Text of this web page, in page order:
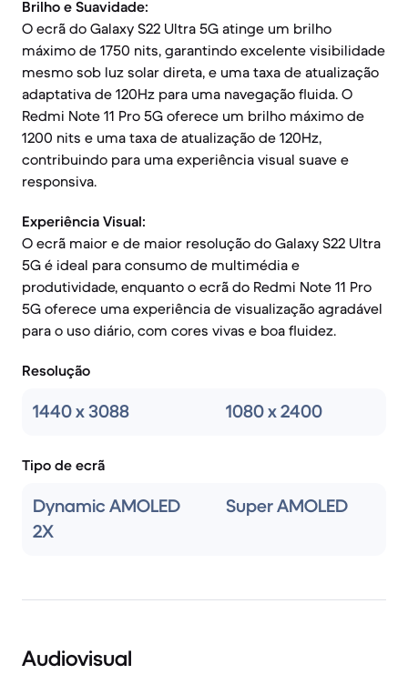
Brilho e Suavidade:
O ecrã do Galaxy S22 Ultra 5G atinge um brilho
máximo de 1750 nits, garantindo excelente visibilidade
mesmo sob luz solar direta, e uma taxa de atualização
adaptativa de 120Hz para uma navegação fluida. O
Redmi Note 11 Pro 5G oferece um brilho máximo de
1200 nits e uma taxa de atualização de 120Hz,
contribuindo para uma experiência visual suave e
responsiva.
Experiência Visual:
O ecrã maior e de maior resolução do Galaxy S22 Ultra
5G é ideal para consumo de multimédia e
produtividade, enquanto o ecrã do Redmi Note 11 Pro
5G oferece uma experiência de visualização agradável
para o uso diário, com cores vivas e boa fluidez.
Resolução
1440 x 3088 1080 x 2400
Tipo de ecrã
Dynamic AMOLED
2X
Super AMOLED
Audiovisual